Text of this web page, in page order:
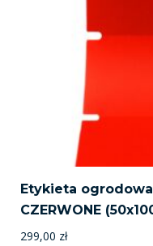
Etykieta
CZERWONE
299,00 zł